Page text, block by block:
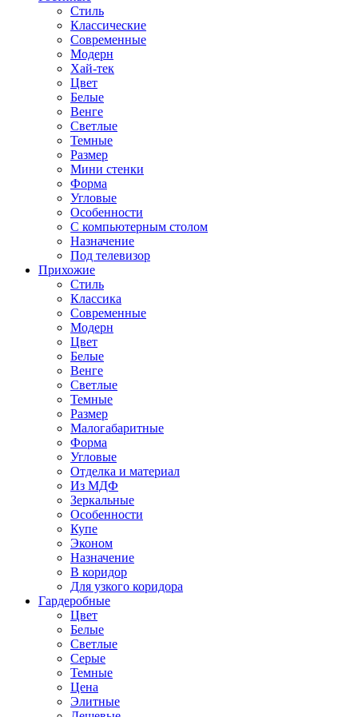
Стиль
Классические
Современные
Модерн
Хай-тек
Цвет
Белые
Венге
Светлые
Темные
Размер
Мини стенки
Форма
Угловые
Особенности
С компьютерным столом
Назначение
Под телевизор
Прихожие
Стиль
Классика
Современные
Модерн
Цвет
Белые
Венге
Светлые
Темные
Размер
Малогабаритные
Форма
Угловые
Отделка и материал
Из МДФ
Зеркальные
Особенности
Купе
Эконом
Назначение
В коридор
Для узкого коридора
Гардеробные
Цвет
Белые
Светлые
Серые
Темные
Цена
Элитные